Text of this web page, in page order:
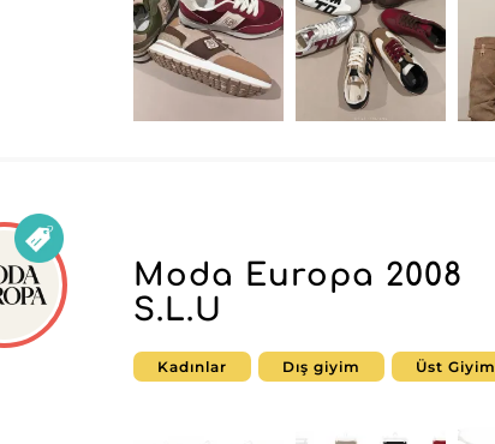
Moda Europa 2008
S.L.U
Kadınlar Dış giyim Üst Giyim